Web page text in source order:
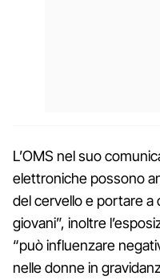
L’OMS nel suo
elettroniche possono
del cervello e portare a
giovani”, inoltre
“può influenzare
nelle donne in